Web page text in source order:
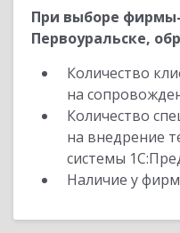
При выборе
Первоуральске,
Количество
на
Количество
на внедрение
системы
Наличие у